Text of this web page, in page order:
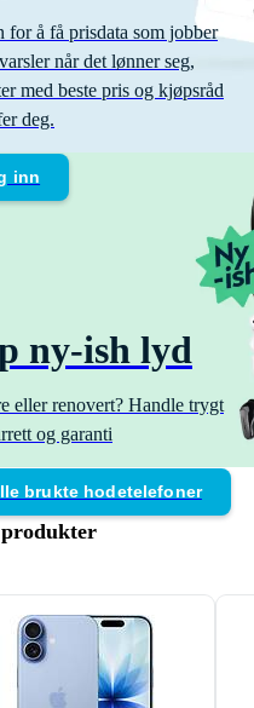
for å få prisdata som jobber
når det lønner seg,
med beste pris og kjøpsråd
deg.
inn
ny-ish lyd
eller renovert? Handle trygt
og garanti
brukte hodetelefoner